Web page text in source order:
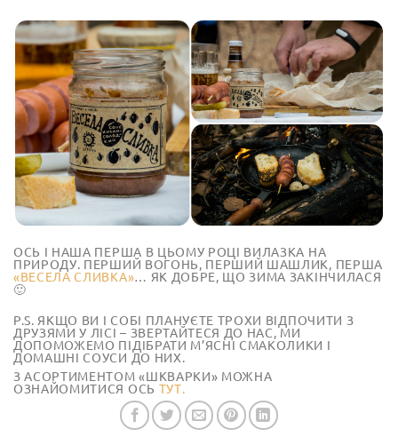
ОСЬ І НАША ПЕРША В ЦЬОМУ РОЦІ ВИЛАЗКА НА
ПРИРОДУ. ПЕРШИЙ ВОГОНЬ, ПЕРШИЙ ШАШЛИК, ПЕРША
«ВЕСЕЛА СЛИВКА»… ЯК ДОБРЕ, ЩО ЗИМА ЗАКІНЧИЛАСЯ
🙂
P.S. ЯКЩО ВИ І СОБІ ПЛАНУЄТЕ ТРОХИ ВІДПОЧИТИ З
ДРУЗЯМИ У ЛІСІ – ЗВЕРТАЙТЕСЯ ДО НАС, МИ
ДОПОМОЖЕМО ПІДІБРАТИ М’ЯСНІ СМАКОЛИКИ І
ДОМАШНІ СОУСИ ДО НИХ.
З АСОРТИМЕНТОМ «ШКВАРКИ» МОЖНА
ОЗНАЙОМИТИСЯ ОСЬ ТУТ.